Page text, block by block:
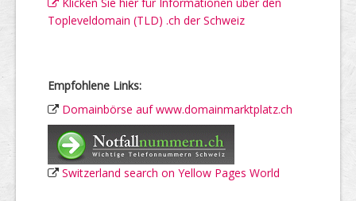
Topleveldomain (TLD) .ch der Schweiz
Empfohlene Links:
Domainbörse auf www.domainmarktplatz.ch
Switzerland search on Yellow Pages World